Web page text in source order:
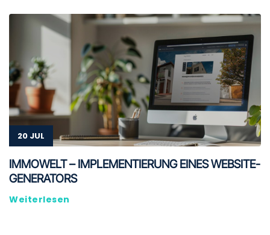
20 JUL
IMMOWELT – IMPLEMENTIERUNG EINES WEBSITE-
GENERATORS
Weiterlesen